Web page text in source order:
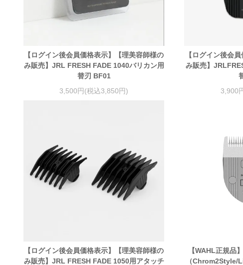
【ログイン後会員価格表示】【理美容師様の
み販売】JRL FRESH FADE 1040バリカン用
替刃 BF01
3,500円(税込3,850円)
【ログイン後会
み販売】
3,900
【ログイン後会員価格表示】【理美容師様の
み販売】JRL FRESH FADE 1050用アタッチ
【WAHL正規品
（Chrom2Style/